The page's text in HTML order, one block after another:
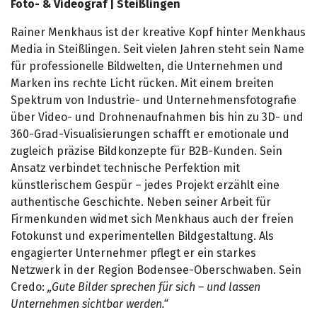
Foto- & Videograf | Steißlingen
Rainer Menkhaus ist der kreative Kopf hinter Menkhaus
Media in Steißlingen. Seit vielen Jahren steht sein Name
für professionelle Bildwelten, die Unternehmen und
Marken ins rechte Licht rücken. Mit einem breiten
Spektrum von Industrie- und Unternehmensfotografie
über Video- und Drohnenaufnahmen bis hin zu 3D- und
360-Grad-Visualisierungen schafft er emotionale und
zugleich präzise Bildkonzepte für B2B-Kunden. Sein
Ansatz verbindet technische Perfektion mit
künstlerischem Gespür – jedes Projekt erzählt eine
authentische Geschichte. Neben seiner Arbeit für
Firmenkunden widmet sich Menkhaus auch der freien
Fotokunst und experimentellen Bildgestaltung. Als
engagierter Unternehmer pflegt er ein starkes
Netzwerk in der Region Bodensee-Oberschwaben. Sein
Credo: „Gute Bilder sprechen für sich – und lassen
Unternehmen sichtbar werden.“